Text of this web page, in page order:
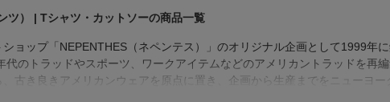
ツ） | Tシャツ・カットソーの商品一覧
ショップ「NEPENTHES（ネペンテス）」のオリジナル企画として1999年
代のトラッドやスポーツ、ワークアイテムなどのアメリカントラッドを再
、古き良きアメリカンウェアを原点に置き、企画から生産までをニューヨー